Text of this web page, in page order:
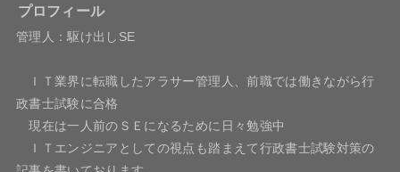
プロフィール
管理人：駆け出しSE
ＩＴ業界に転職したアラサー管理人、前職では働きながら行
政書士試験に合格
現在は一人前のＳＥになるために日々勉強中
ＩＴエンジニアとしての視点も踏まえて行政書士試験対策の